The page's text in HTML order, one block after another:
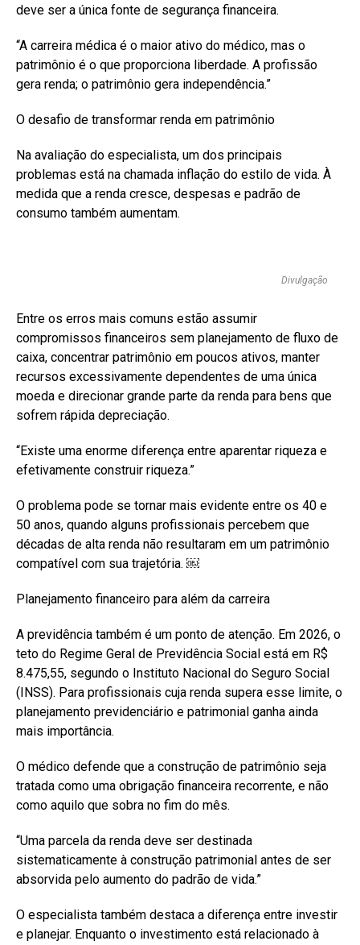
deve ser a única fonte de segurança financeira.
“A carreira médica é o maior ativo do médico, mas o
patrimônio é o que proporciona liberdade. A profissão
gera renda; o patrimônio gera independência.”
O desafio de transformar renda em patrimônio
Na avaliação do especialista, um dos principais
problemas está na chamada inflação do estilo de vida. À
medida que a renda cresce, despesas e padrão de
consumo também aumentam.
Divulgação
Entre os erros mais comuns estão assumir
compromissos financeiros sem planejamento de fluxo de
caixa, concentrar patrimônio em poucos ativos, manter
recursos excessivamente dependentes de uma única
moeda e direcionar grande parte da renda para bens que
sofrem rápida depreciação.
“Existe uma enorme diferença entre aparentar riqueza e
efetivamente construir riqueza.”
O problema pode se tornar mais evidente entre os 40 e
50 anos, quando alguns profissionais percebem que
décadas de alta renda não resultaram em um patrimônio
compatível com sua trajetória. ￼
Planejamento financeiro para além da carreira
A previdência também é um ponto de atenção. Em 2026, o
teto do Regime Geral de Previdência Social está em R$
8.475,55, segundo o Instituto Nacional do Seguro Social
(INSS). Para profissionais cuja renda supera esse limite, o
planejamento previdenciário e patrimonial ganha ainda
mais importância.
O médico defende que a construção de patrimônio seja
tratada como uma obrigação financeira recorrente, e não
como aquilo que sobra no fim do mês.
“Uma parcela da renda deve ser destinada
sistematicamente à construção patrimonial antes de ser
absorvida pelo aumento do padrão de vida.”
O especialista também destaca a diferença entre investir
e planejar. Enquanto o investimento está relacionado à